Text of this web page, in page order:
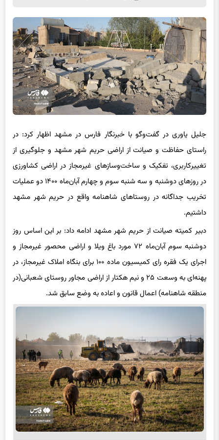
جلیل یاوری در گفت‌وگو با خبرنگار فارس در مشهد اظهار کرد: در
راستای حفاظت و صیانت از اراضی حریم شهر مشهد و جلوگیری از
تغییرکاربری، تفکیک و ساخت‌وسازهای غیرمجاز در اراضی کشاورزی
در روزهای دوشنبه و سه شنبه سوم و چهارم آبان‌ماه ۱۴۰۰ دو عملیات
تخریب جداگانه در روستاهای شاهنامه واقع در حریم شهر مشهد
داشتیم.
دبیر کمیته صیانت از حریم شهر مشهد ادامه داد: بر این اساس روز
دوشنبه سوم آبان‌ماه ۷۲ مورد باغ ویلا و اراضی محصور غیرمجاز و
اجرای یک فقره رای کمیسیون ماده ۱۰۰ برای بنگاه املاک غیرمجاز، در
پهنه‌ای به وسعت ۲۵ و نیم هکتار از اراضی مجاور روستای شعبانی(در
منطقه شاهنامه) اعمال قانون و اعاده به وضع سابق شد.